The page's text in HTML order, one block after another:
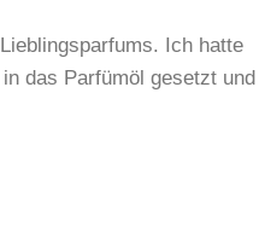
Ich hatte
das Parfümöl gesetzt und